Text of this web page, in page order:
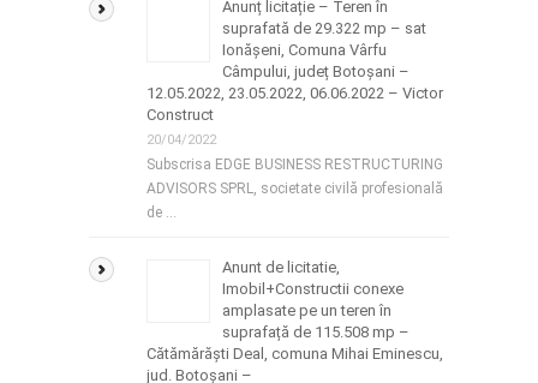
Anunț licitație – Teren în
suprafată de 29.322 mp – sat
Ionășeni, Comuna Vârfu
Câmpului, județ Botoșani –
12.05.2022, 23.05.2022, 06.06.2022 – Victor
Construct
20/04/2022
Subscrisa EDGE BUSINESS RESTRUCTURING
ADVISORS SPRL, societate civilă profesională
de …
Anunt de licitatie,
Imobil+Constructii conexe
amplasate pe un teren în
suprafață de 115.508 mp –
Cătămărăști Deal, comuna Mihai Eminescu,
jud. Botoșani –